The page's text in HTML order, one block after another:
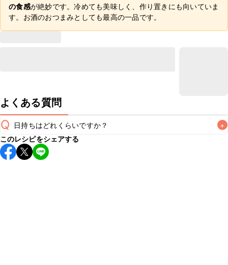
の食感が絶妙です。冷めても美味しく、作り置きにも向いていま
す。お酒のおつまみとしても最高の一品です。
よくある質問
Q 日持ちはどれくらいですか？ +
保存期間は冷蔵で翌日中が目安です。なるべくお早めにお召
し上がりください。
このレシピをシェアする